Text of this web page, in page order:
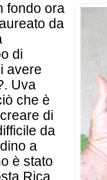
fondo ora
da
di
avere
Uva
che è
di
da
a
è stato
Rica .